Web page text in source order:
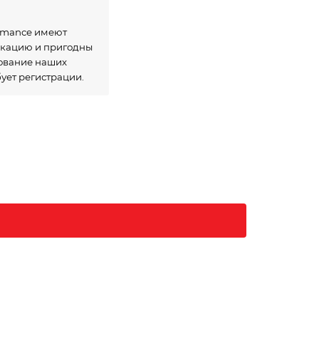
имеют
и пригодны
наших
регистрации.